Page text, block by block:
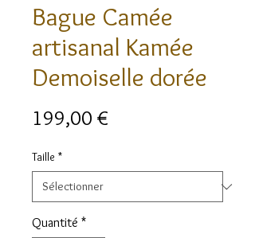
Bague Camée
artisanal Kamée
Demoiselle dorée
199,00 €
Taille *
Quantité *